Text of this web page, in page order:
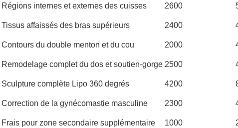
Régions internes et externes des cuisses 2600
Tissus affaissés des bras supérieurs 2400
Contours du double menton et du cou 2000
Remodelage complet du dos et soutien-gorge 2500
Sculpture complète Lipo 360 degrés 4200
Correction de la gynécomastie masculine 2300
Frais pour zone secondaire supplémentaire 1000